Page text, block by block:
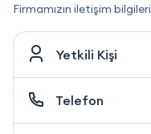
Firmamızın iletişim bilgileri
Yetkili Kişi
Telefon